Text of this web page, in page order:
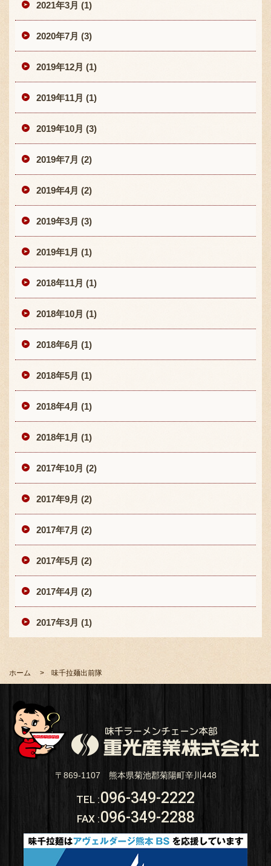
2021年3月 (1)
2020年7月 (3)
2019年12月 (1)
2019年11月 (1)
2019年10月 (3)
2019年7月 (2)
2019年4月 (2)
2019年3月 (3)
2019年1月 (1)
2018年11月 (1)
2018年10月 (1)
2018年6月 (1)
2018年5月 (1)
2018年4月 (1)
2018年1月 (1)
2017年10月 (2)
2017年9月 (2)
2017年7月 (2)
2017年5月 (2)
2017年4月 (2)
2017年3月 (1)
ホーム 味千拉麺出前隊
〒869-1107 熊本県菊池郡菊陽町辛川448
TEL :096-349-2222
FAX :096-349-2288